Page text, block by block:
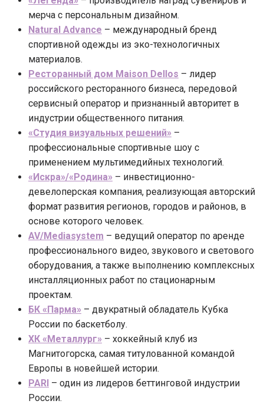
мерча с персональным дизайном.
Natural Advance – международный бренд
спортивной одежды из эко-технологичных
материалов.
Ресторанный дом Maison Dellos – лидер
российского ресторанного бизнеса, передовой
сервисный оператор и признанный авторитет в
индустрии общественного питания.
«Студия визуальных решений» –
профессиональные спортивные шоу с
применением мультимедийных технологий.
«Искра»/«Родина» – инвестиционно-
девелоперская компания, реализующая авторский
формат развития регионов, городов и районов, в
основе которого человек.
AV/Mediasystem – ведущий оператор по аренде
профессионального видео, звукового и светового
оборудования, а также выполнению комплексных
инсталляционных работ по стационарным
проектам.
БК «Парма» – двукратный обладатель Кубка
России по баскетболу.
ХК «Металлург» – хоккейный клуб из
Магнитогорска, самая титулованной командой
Европы в новейшей истории.
PARI – один из лидеров беттинговой индустрии
России.